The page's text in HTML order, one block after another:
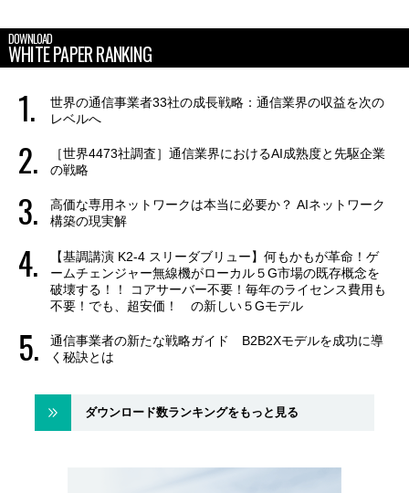
DOWNLOAD
WHITE PAPER RANKING
世界の通信事業者33社の成長戦略：通信業界の収益を次の
レベルへ
［世界4473社調査］通信業界におけるAI成熟度と先駆企業
の戦略
高価な専用ネットワークは本当に必要か？ AIネットワーク
構築の現実解
【基調講演 K2-4 スリーダブリュー】何もかもが革命！ゲ
ームチェンジャー無線機がローカル５G市場の既存概念を
破壊する！！ コアサーバー不要！毎年のライセンス費用も
不要！でも、超安価！ の新しい５Gモデル
通信事業者の新たな戦略ガイド B2B2Xモデルを成功に導
く秘訣とは
ダウンロード数ランキングをもっと見る